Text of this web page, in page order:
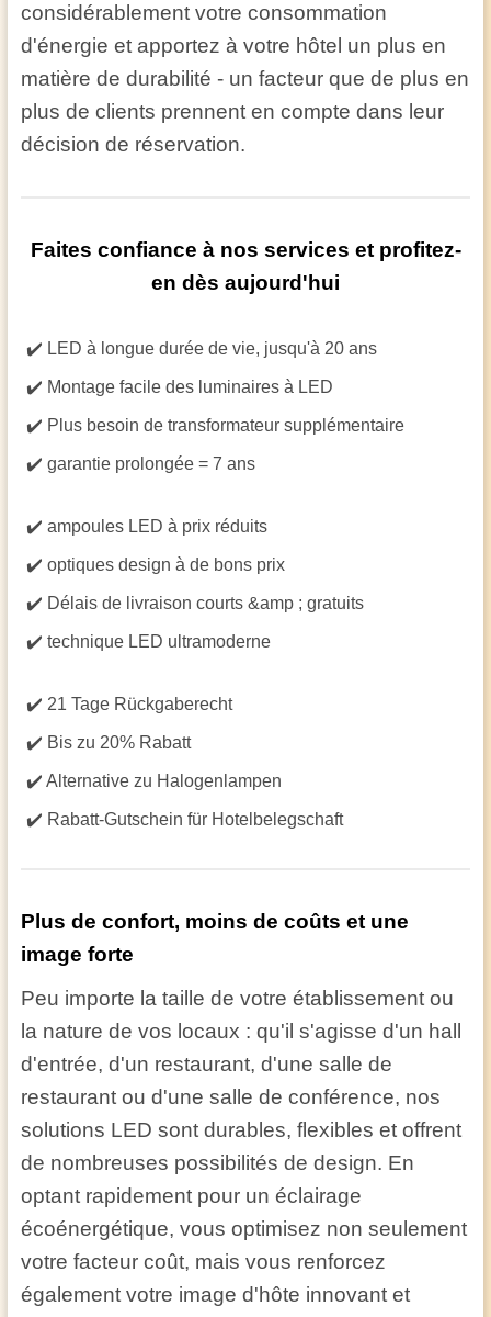
considérablement votre consommation
d'énergie et apportez à votre hôtel un plus en
matière de durabilité - un facteur que de plus en
plus de clients prennent en compte dans leur
décision de réservation.
Faites confiance à nos services et profitez-
en dès aujourd'hui
✔️ LED à longue durée de vie, jusqu'à 20 ans
✔️ Montage facile des luminaires à LED
✔️ Plus besoin de transformateur supplémentaire
✔️ garantie prolongée = 7 ans
✔️ ampoules LED à prix réduits
✔️ optiques design à de bons prix
✔️ Délais de livraison courts &amp ; gratuits
✔️ technique LED ultramoderne
✔️ 21 Tage Rückgaberecht
✔️ Bis zu 20% Rabatt
✔️ Alternative zu Halogenlampen
✔️ Rabatt-Gutschein für Hotelbelegschaft
Plus de confort, moins de coûts et une
image forte
Peu importe la taille de votre établissement ou
la nature de vos locaux : qu'il s'agisse d'un hall
d'entrée, d'un restaurant, d'une salle de
restaurant ou d'une salle de conférence, nos
solutions LED sont durables, flexibles et offrent
de nombreuses possibilités de design. En
optant rapidement pour un éclairage
écoénergétique, vous optimisez non seulement
votre facteur coût, mais vous renforcez
également votre image d'hôte innovant et